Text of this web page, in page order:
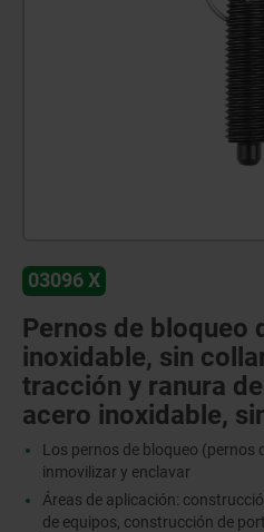
03096 X
Pernos de bloqueo
inoxidable, sin
tracción y ranura
acero inoxidable,
Los pernos de bloqueo (pernos
inmovilizar y enclavar
Áreas de aplicación:
de equipos, construcción de